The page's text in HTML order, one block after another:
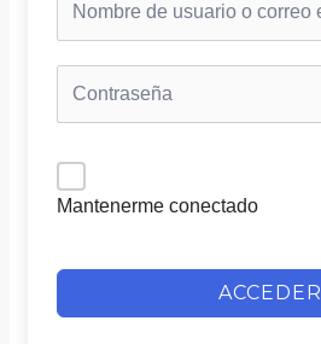
Mantenerme conectado
ACCEDER